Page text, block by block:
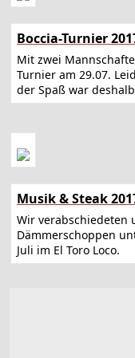
Boccia-Turnier
Mit zwei
Turnier am 29.07.
der Spaß war
Musik & Steak
Wir verabschiedeten
Dämmerschoppen
Juli im El Toro Loco.